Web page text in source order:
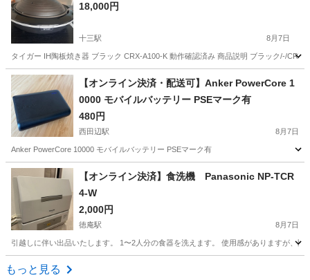
18,000円
十三駅 8月7日
タイガー IH陶板焼き器 ブラック CRX-A100-K 動作確認済み 商品説明 ブラック/-/
大阪 大阪市 十三駅 キッチン家電
【オンライン決済・配送可】Anker PowerCore 1
0000 モバイルバッテリー PSEマーク有
480円
西田辺駅 8月7日
Anker PowerCore 10000 モバイルバッテリー PSEマーク有
大阪 大阪市 西田辺駅 電話、ＦＡＸ
【オンライン決済】食洗機 Panasonic NP-TCR
4-W
2,000円
徳庵駅 8月7日
引越しに伴い出品いたします。 1〜2人分の食器を洗えます。 使用感がありますが、
大阪 大阪市
もっと見る